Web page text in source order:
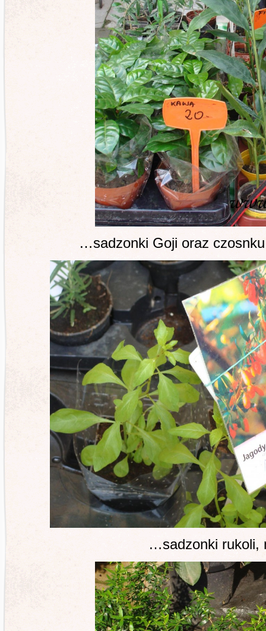
…sadzonki Goji oraz
…sadzonki